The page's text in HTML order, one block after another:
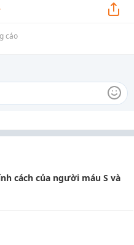
cáo
cách của người máu S và